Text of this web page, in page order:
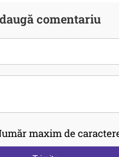
comentariu
maxim de